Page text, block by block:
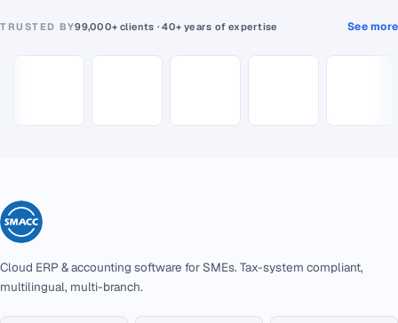
TRUSTED BY99,000+ clients · 40+ years of expertise See more
Cloud ERP & accounting software for SMEs. Tax-system compliant,
multilingual, multi-branch.